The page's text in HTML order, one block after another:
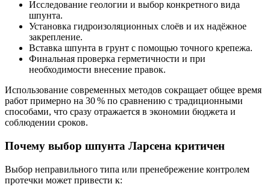
Исследование геологии и выбор конкретного вида
шпунта.
Установка гидроизоляционных слоёв и их надёжное
закрепление.
Вставка шпунта в грунт с помощью точного крепежа.
Финальная проверка герметичности и при
необходимости внесение правок.
Использование современных методов сокращает общее время
работ примерно на 30 % по сравнению с традиционными
способами, что сразу отражается в экономии бюджета и
соблюдении сроков.
Почему выбор шпунта Ларсена критичен
Выбор неправильного типа или пренебрежение контролем
протечки может привести к: